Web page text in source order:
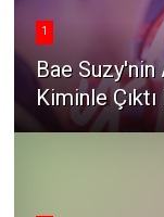
1
Bae Suzy'nin
Kiminle